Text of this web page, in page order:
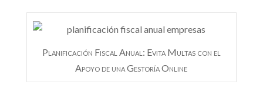
Planificación Fiscal Anual: Evita Multas con el
Apoyo de una Gestoría Online